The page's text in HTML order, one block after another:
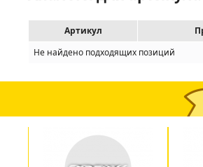
Артикул
Не найдено подходящих позиций